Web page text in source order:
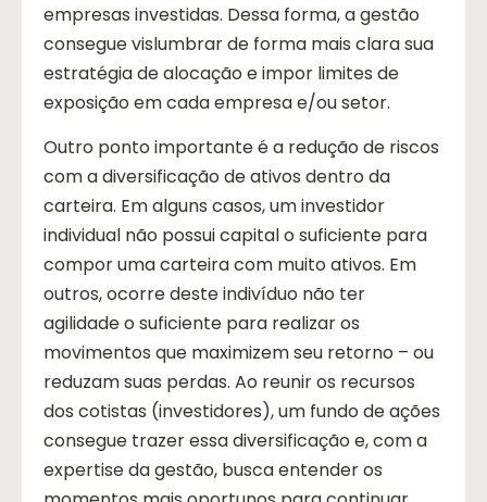
empresas investidas. Dessa forma, a gestão
consegue vislumbrar de forma mais clara sua
estratégia de alocação e impor limites de
exposição em cada empresa e/ou setor.
Outro ponto importante é a redução de riscos
com a diversificação de ativos dentro da
carteira. Em alguns casos, um investidor
individual não possui capital o suficiente para
compor uma carteira com muito ativos. Em
outros, ocorre deste indivíduo não ter
agilidade o suficiente para realizar os
movimentos que maximizem seu retorno – ou
reduzam suas perdas. Ao reunir os recursos
dos cotistas (investidores), um fundo de ações
consegue trazer essa diversificação e, com a
expertise da gestão, busca entender os